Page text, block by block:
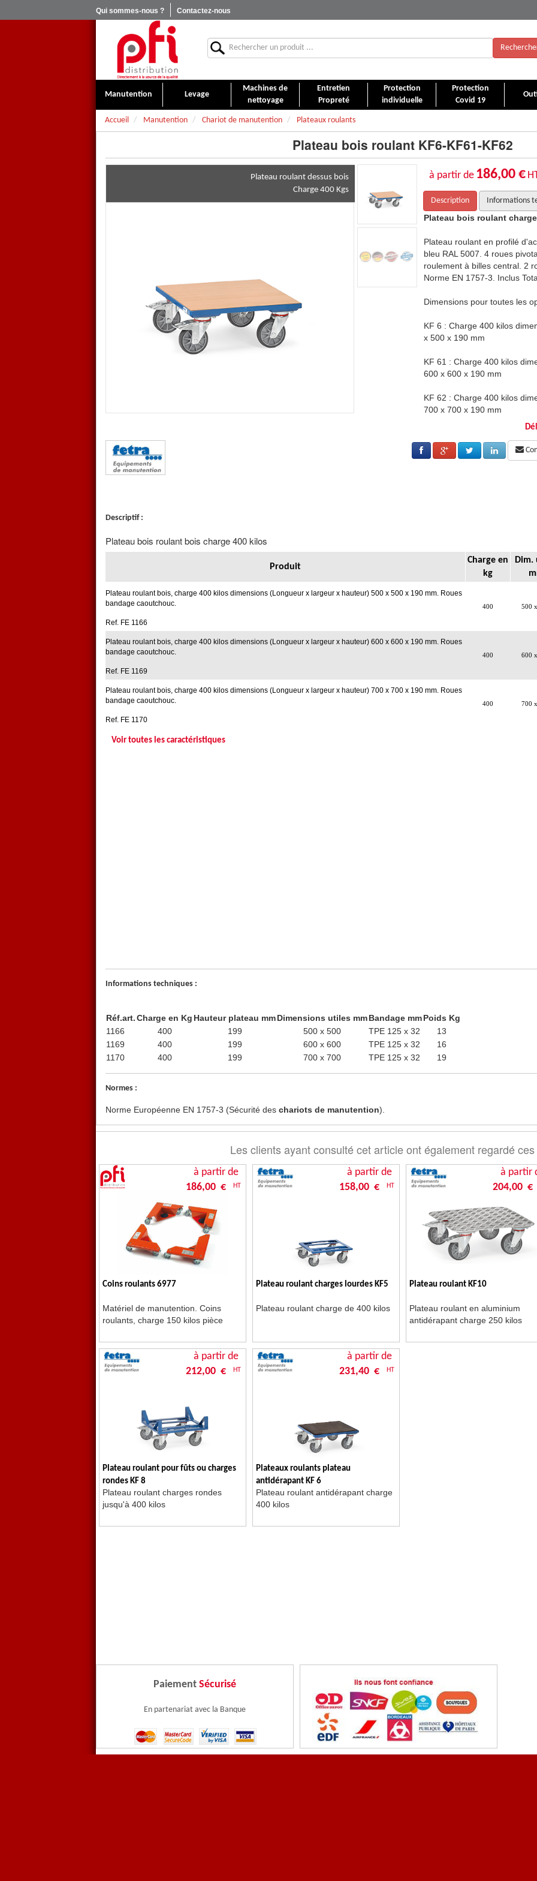
Qui sommes-nous ? Contactez-nous
Manutention Levage
Machines de
nettoyage
Entretien
Propreté
Protection
individuelle
Protection
Covid 19
Accueil Manutention Chariot de manutention Plateaux roulants
Plateau bois roulant KF6-KF61-KF62
Plateau roulant dessus bois
Charge 400 Kgs
à partir de 186,00 €
Description Informations
bleu RAL 5007. 4 roues pivotantes à bandage TPE 125 x 32, moyeu à
Norme EN 1757-3. Inclus Total Stop
Dimensions pour toutes les opérations de manutention
KF 6 : Charge 400 kilos dimensions (Longueur x largeur x hauteur) 500
x 500 x 190 mm
Garantie 10 ans
Plateau bois roulant
Plateau roulant en profilé
bleu RAL 5007. 4 roues
roulement à billes central. 2
Norme EN 1757-3. Inclus
Dimensions pour toutes les
KF 6 : Charge 400 kilos
x 500 x 190 mm
KF 61 : Charge 400 kilos
600 x 600 x 190 mm
KF 62 : Charge 400 kilos
700 x 700 x 190 mm
Garantie 10 ans
Descriptif :
Plateau bois roulant bois charge 400 kilos
Produit
Charge en
kg
Dim.
Plateau roulant bois, charge 400 kilos dimensions (Longueur x largeur x hauteur) 500 x 500 x 190 mm. Roues
bandage caoutchouc.
Ref. FE 1166
400 500
Plateau roulant bois, charge 400 kilos dimensions (Longueur x largeur x hauteur) 600 x 600 x 190 mm. Roues
bandage caoutchouc.
Ref. FE 1169
400 600
Plateau roulant bois, charge 400 kilos dimensions (Longueur x largeur x hauteur) 700 x 700 x 190 mm. Roues
bandage caoutchouc.
Ref. FE 1170
400 700
Voir toutes les caractéristiques
Informations techniques :
Réf.art.Charge en Kg Hauteur plateau mmDimensions utiles mmBandage mmPoids Kg
1166
400 199 500 x 500 TPE 125 x 32
13
1169
400 199 600 x 600 TPE 125 x 32
16
1170
400 199 700 x 700 TPE 125 x 32 19
Normes :
Norme Européenne EN 1757-3 (Sécurité des chariots de manutention).
Les clients ayant consulté cet article ont également regardé
à partir de
186,00 €
HT
Coins roulants 6977
Matériel de manutention. Coins
roulants, charge 150 kilos pièce
à partir de
158,00 €
HT
Plateau roulant charges lourdes KF5
Plateau roulant charge de 400 kilos
à partir
204,00 €
Plateau roulant KF10
Plateau roulant en aluminium
antidérapant charge 250 kilos
à partir de
212,00 €
HT
Plateau roulant pour fûts ou charges
rondes KF 8
Plateau roulant charges rondes
jusqu'à 400 kilos
à partir de
231,40 €
HT
Plateaux roulants plateau
antidérapant KF 6
Plateau roulant antidérapant charge
400 kilos
Paiement Sécurisé
En partenariat avec la Banque